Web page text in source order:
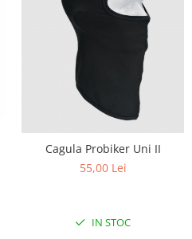
Cagula Probiker Uni II
55,00 Lei
IN STOC